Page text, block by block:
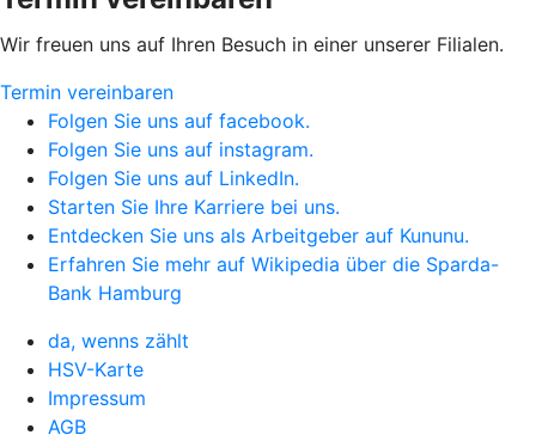
Wir freuen uns auf Ihren Besuch in einer unserer Filialen.
Termin vereinbaren
Folgen Sie uns auf facebook.
Folgen Sie uns auf instagram.
Folgen Sie uns auf LinkedIn.
Starten Sie Ihre Karriere bei uns.
Entdecken Sie uns als Arbeitgeber auf Kununu.
Erfahren Sie mehr auf Wikipedia über die Sparda-
Bank Hamburg
da, wenns zählt
HSV-Karte
Impressum
AGB